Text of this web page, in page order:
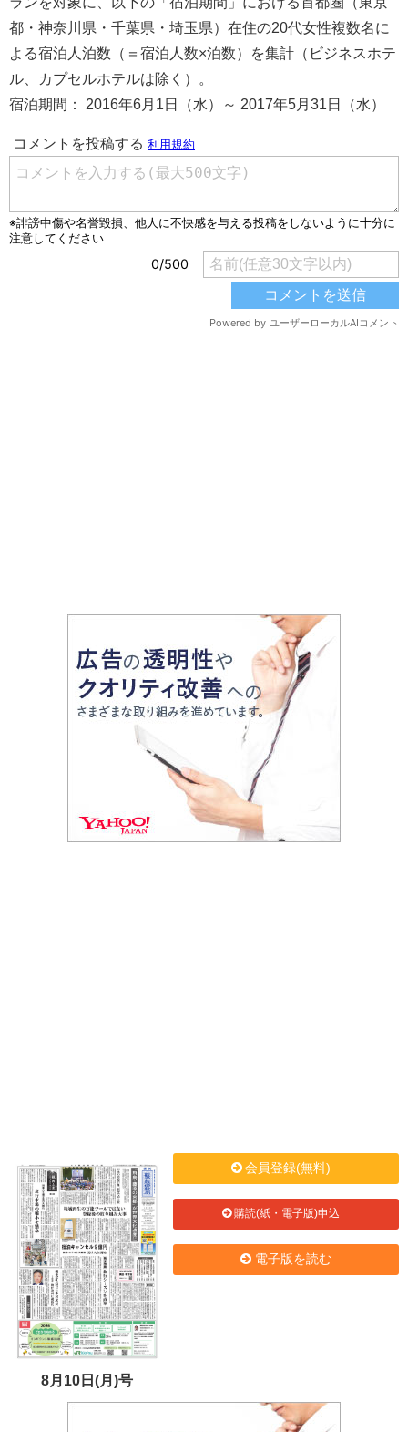
都・神奈川県・千葉県・埼玉県）在住の20代女性複数名に
よる宿泊人泊数（＝宿泊人数×泊数）を集計（ビジネスホテ
ル、カプセルホテルは除く）。
宿泊期間： 2016年6月1日（水）～ 2017年5月31日（水）
8月10日(月)号
会員登録(無料)
購読(紙・電子版)申込
電子版を読む